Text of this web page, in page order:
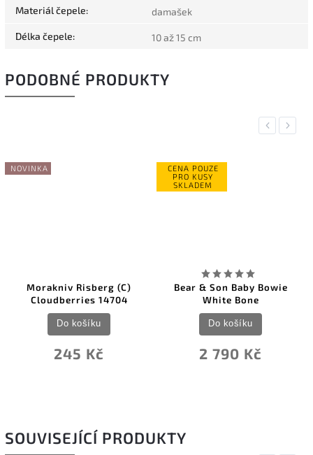
Materiál čepele: damašek
Délka čepele: 10 až 15 cm
PODOBNÉ PRODUKTY
Previous
NOVINKA
Morakniv Risberg (C)
Cloudberries 14704
245 Kč
Do košíku
CENA POUZE
PRO KUSY
SKLADEM
Bear & Son Baby Bowie
White Bone
2 790 Kč
Do košíku
Next
SOUVISEJÍCÍ PRODUKTY